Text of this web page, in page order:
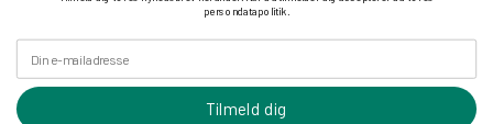
persondatapolitik.
Tilmeld dig